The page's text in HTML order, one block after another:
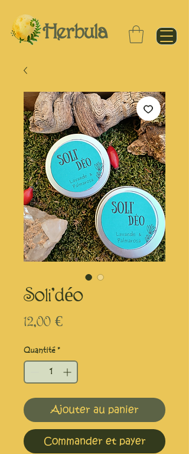
Herbula
Soli'déo
12,00 €Prix
Quantité *
Ajouter au panier
Commander et payer